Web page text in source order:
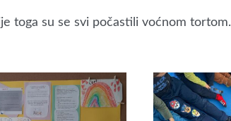
toga su se svi počastili voćnom tortom.